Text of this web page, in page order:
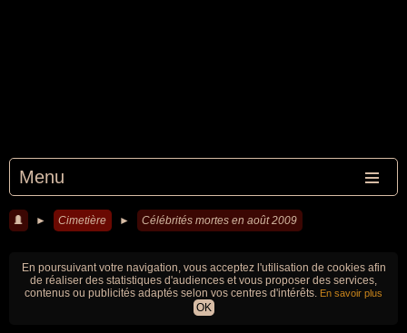
Menu
► Cimetière ► Célébrités mortes en août 2009
En poursuivant votre navigation, vous acceptez l'utilisation de cookies afin
de réaliser des statistiques d'audiences et vous proposer des services,
contenus ou publicités adaptés selon vos centres d'intérêts. En savoir plus
OK